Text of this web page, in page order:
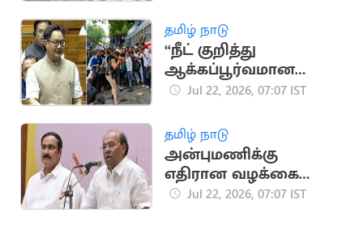
விளக்கம்
தமிழ் நாடு
“நீட் குறித்து
ஆக்கப்பூர்வமான
விவாதம் நடத்த அரசு
அமைச்சர்
Jul 22, 2026, 07:07 IST
தமிழ் நாடு
அன்புமணிக்கு
எதிரான வழக்கை
வாபஸ் பெற்றார்
Jul 22, 2026, 07:07 IST